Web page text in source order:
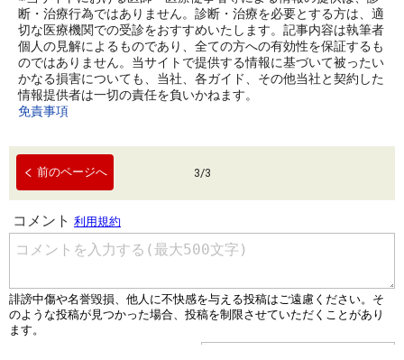
断・治療行為ではありません。診断・治療を必要とする方は、適
切な医療機関での受診をおすすめいたします。記事内容は執筆者
個人の見解によるものであり、全ての方への有効性を保証するも
のではありません。当サイトで提供する情報に基づいて被ったい
かなる損害についても、当社、各ガイド、その他当社と契約した
情報提供者は一切の責任を負いかねます。
免責事項
前のページへ 3/3